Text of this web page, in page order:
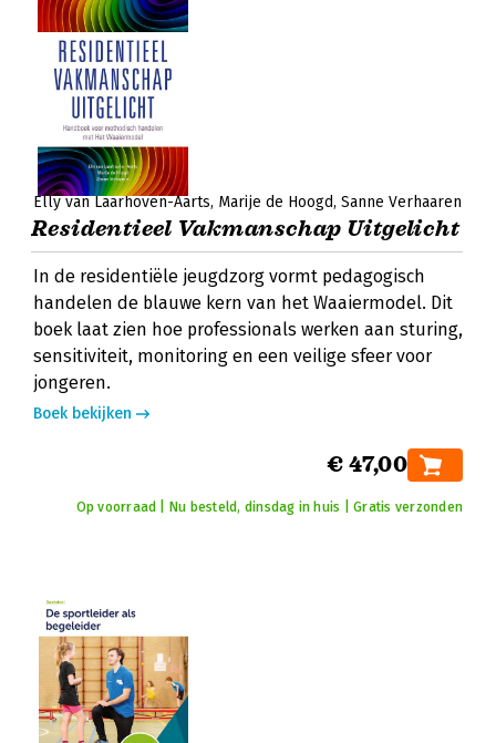
Elly van Laarhoven-Aarts Marije de Hoogd Sanne Verhaaren
Residentieel Vakmanschap Uitgelicht
In de residentiële jeugdzorg vormt pedagogisch
handelen de blauwe kern van het Waaiermodel. Dit
boek laat zien hoe professionals werken aan sturing,
sensitiviteit, monitoring en een veilige sfeer voor
jongeren.
Boek bekijken
€ 47,00
Op voorraad | Nu besteld, dinsdag in huis | Gratis verzonden